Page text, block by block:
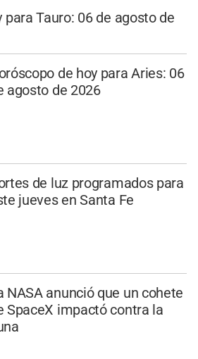
para Tauro: 06 de agosto de
de hoy para Aries: 06
agosto de 2026
de luz programados para
jueves en Santa Fe
NASA anunció que un cohete
SpaceX impactó contra la